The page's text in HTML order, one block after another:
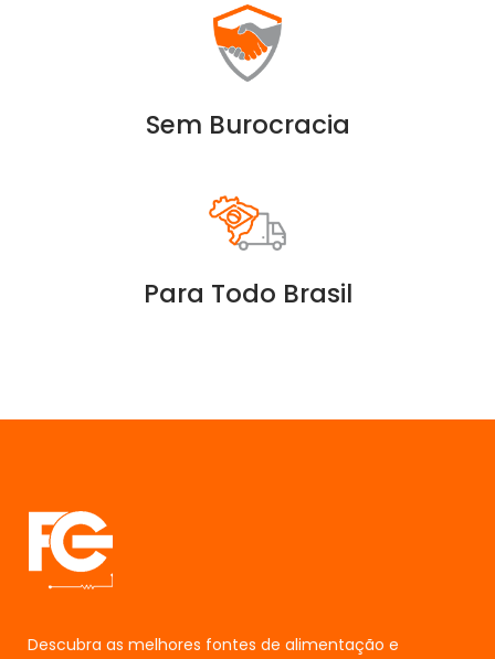
Sem Burocracia
Para Todo Brasil
Descubra as melhores fontes de alimentação e